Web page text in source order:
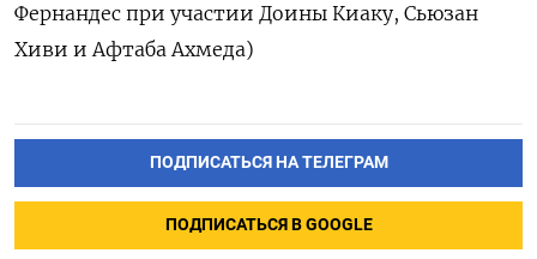
Фернандес при участии Доины Киаку, Сьюзан
Хиви и Афтаба Ахмеда)
ПОДПИСАТЬСЯ НА ТЕЛЕГРАМ
ПОДПИСАТЬСЯ В GOOGLE